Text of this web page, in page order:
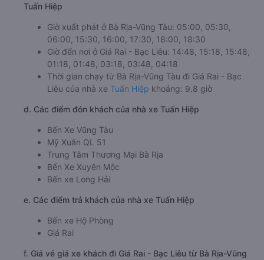
Tuấn Hiệp
Giờ xuất phát ở Bà Rịa-Vũng Tàu: 05:00, 05:30,
06:00, 15:30, 16:00, 17:30, 18:00, 18:30
Giờ đến nơi ở Giá Rai - Bạc Liêu: 14:48, 15:18, 15:48,
01:18, 01:48, 03:18, 03:48, 04:18
Thời gian chạy từ Bà Rịa-Vũng Tàu đi Giá Rai - Bạc
Liêu của nhà xe Tuấn Hiệp khoảng: 9.8 giờ
d. Các điểm đón khách của nhà xe Tuấn Hiệp
Bến Xe Vũng Tàu
Mỹ Xuân QL 51
Trung Tâm Thương Mại Bà Rịa
Bến Xe Xuyên Mộc
Bến xe Long Hải
e. Các điểm trả khách của nhà xe Tuấn Hiệp
Bến xe Hộ Phòng
Giá Rai
f. Giá vé giá xe khách đi Giá Rai - Bạc Liêu từ Bà Rịa-Vũng